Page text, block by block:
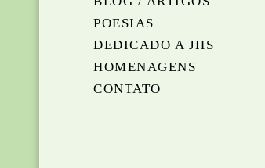
POESIAS
DEDICADO A JHS
HOMENAGENS
CONTATO